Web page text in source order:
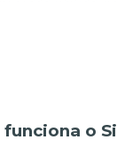
o